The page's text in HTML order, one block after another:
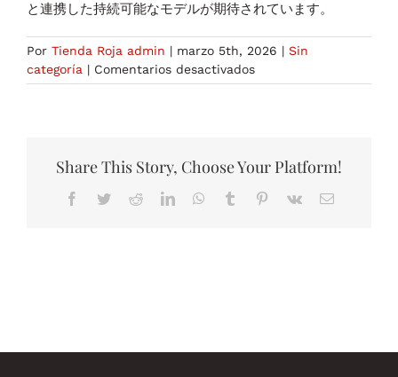
と連携した持続可能なモデルが期待されています。
Por Tienda Roja admin | marzo 5th, 2026 | Sin
categoría | Comentarios desactivadosen
カ
魅
と
Share This Story, Choose Your Platform!
Facebook
TwitterRedditLinkedInWhatsApp
Tumblr Pinterest
Vk
Correo